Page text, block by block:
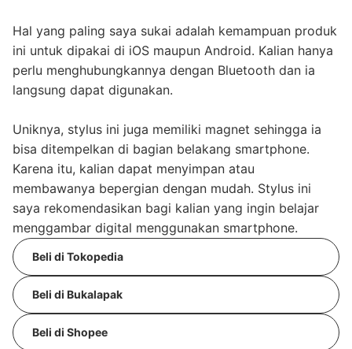
Hal yang paling saya sukai adalah kemampuan produk
ini untuk dipakai di iOS maupun Android. Kalian hanya
perlu menghubungkannya dengan Bluetooth dan ia
langsung dapat digunakan.
Uniknya, stylus ini juga memiliki magnet sehingga ia
bisa ditempelkan di bagian belakang smartphone.
Karena itu, kalian dapat menyimpan atau
membawanya bepergian dengan mudah. Stylus ini
saya rekomendasikan bagi kalian yang ingin belajar
menggambar digital menggunakan smartphone.
Beli di Tokopedia
Beli di Bukalapak
Beli di Shopee